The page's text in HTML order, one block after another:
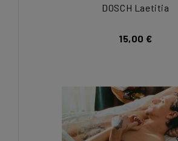
DOSCH Laetitia
15,00 €